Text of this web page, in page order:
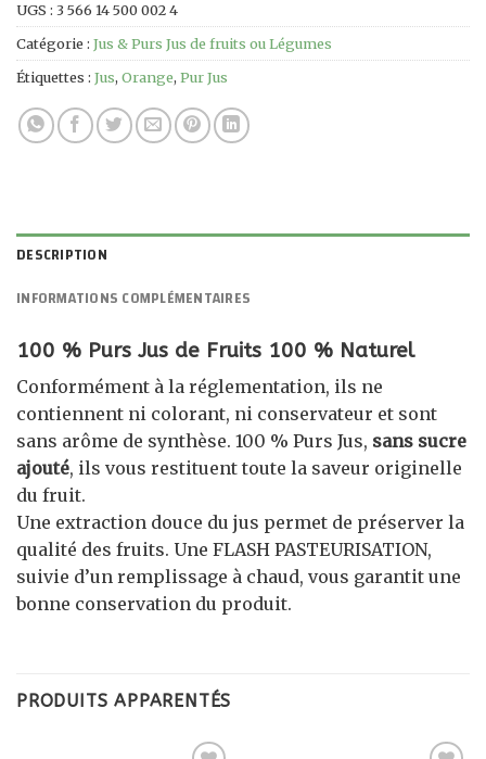
UGS : 3 566 14 500 002 4
Catégorie : Jus & Purs Jus de fruits ou Légumes
Étiquettes : Jus, Orange, Pur Jus
DESCRIPTION
INFORMATIONS COMPLÉMENTAIRES
100 % Purs Jus de Fruits 100 % Naturel
Conformément à la réglementation, ils ne
contiennent ni colorant, ni conservateur et sont
sans arôme de synthèse. 100 % Purs Jus, sans sucre
ajouté, ils vous restituent toute la saveur originelle
du fruit.
Une extraction douce du jus permet de préserver la
qualité des fruits. Une FLASH PASTEURISATION,
suivie d’un remplissage à chaud, vous garantit une
bonne conservation du produit.
PRODUITS APPARENTÉS